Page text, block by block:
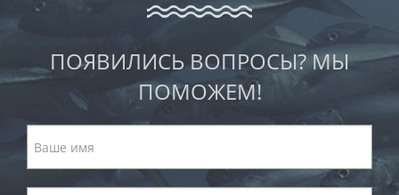
ПОЯВИЛИСЬ ВОПРОСЫ? МЫ
ПОМОЖЕМ!